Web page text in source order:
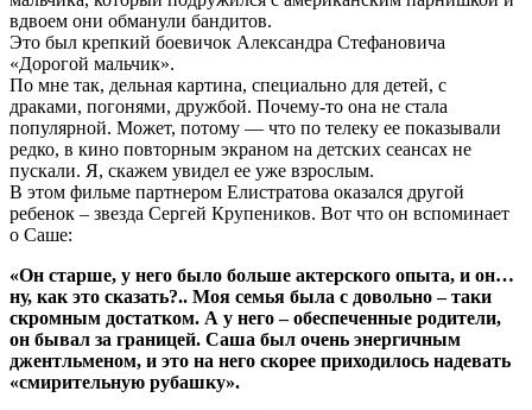
вдвоем они обманули бандитов.
Это был крепкий боевичок Александра Стефановича
«Дорогой мальчик».
По мне так, дельная картина, специально для детей, с
драками, погонями, дружбой. Почему-то она не стала
популярной. Может, потому — что по телеку ее показывали
редко, в кино повторным экраном на детских сеансах не
пускали. Я, скажем увидел ее уже взрослым.
В этом фильме партнером Елистратова оказался другой
ребенок – звезда Сергей Крупеников. Вот что он вспоминает
о Саше:
«Он старше, у него было больше актерского опыта, и он…
ну, как это сказать?.. Моя семья была с довольно – таки
скромным достатком. А у него – обеспеченные родители,
он бывал за границей. Саша был очень энергичным
джентльменом, и это на него скорее приходилось надевать
«смирительную рубашку».